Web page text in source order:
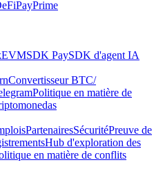
PayPrime
SDK PaySDK d'agent IA
Convertisseur BTC/
Politique en matière de
PartenairesSécuritéPreuve de
Hub d'exploration des
en matière de conflits